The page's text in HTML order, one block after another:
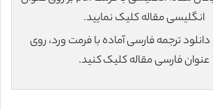
انگلیسی مقاله کلیک نمایید.
دانلود ترجمه فارسی آماده با فرمت ورد، روی
عنوان فارسی مقاله کلیک کنید.